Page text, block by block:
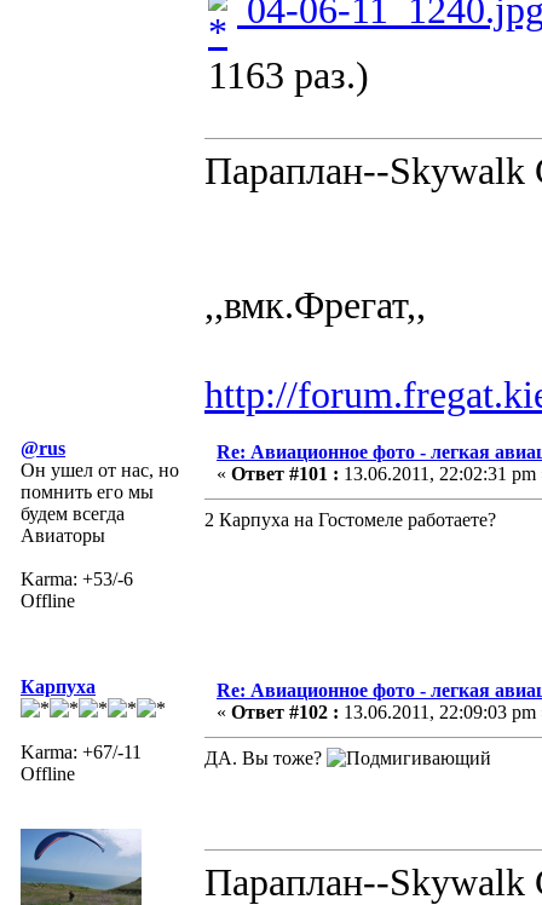
04-06-
1163 раз.)
Параплан--Skywalk
,,вмк.Фрегат,,
http://
@rus
Он ушел от нас, но
помнить его мы
будем всегда
Авиаторы
Karma: +53/-6
Offline
Re: Авиационное фото - легкая
« Ответ #101 : 13.06.2011, 22:02:31 pm
2 Карпуха на Гостомеле работаете?
Карпуха
Karma: +67/-11
Offline
Re: Авиационное фото - легкая
« Ответ #102 : 13.06.2011, 22:09:03 pm
ДА. Вы тоже?
Параплан--Skywalk